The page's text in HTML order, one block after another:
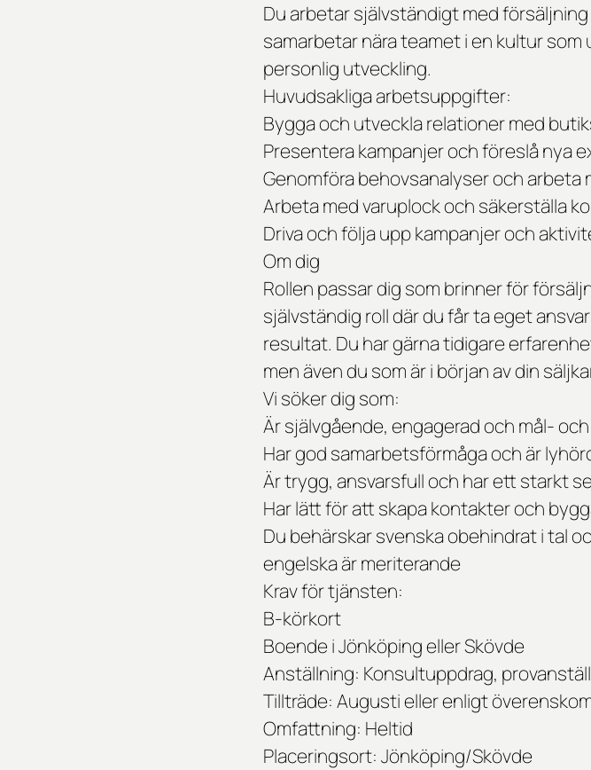
Du arbetar självständigt med
samarbetar nära teamet i en kultur
personlig utveckling.
Huvudsakliga arbetsuppgifter:
Bygga och utveckla relationer med
Presentera kampanjer och föreslå nya
Genomföra behovsanalyser och
Arbeta med varuplock och säkerställa
Driva och följa upp kampanjer och
Om dig
Rollen passar dig som brinner för
självständig roll där du får ta eget
resultat. Du har gärna tidigare
men även du som är i början av din
Vi söker dig som:
Är självgående, engagerad och mål-
Har god samarbetsförmåga och är
Är trygg, ansvarsfull och har ett starkt
Har lätt för att skapa kontakter och
Du behärskar svenska obehindrat i tal
engelska är meriterande
Krav för tjänsten:
B-körkort
Boende i Jönköping eller Skövde
Anställning: Konsultuppdrag,
Tillträde: Augusti eller enligt
Omfattning: Heltid
Placeringsort: Jönköping/Skövde